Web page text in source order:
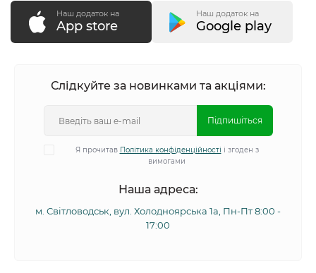
Наш додаток на
App store
Наш додаток на
Google play
Слідкуйте за новинками та акціями:
Підпишіться
Я прочитав Політика конфіденційності і згоден з
вимогами
Наша адреса:
м. Світловодськ, вул. Холодноярська 1а, Пн-Пт 8:00 -
17:00